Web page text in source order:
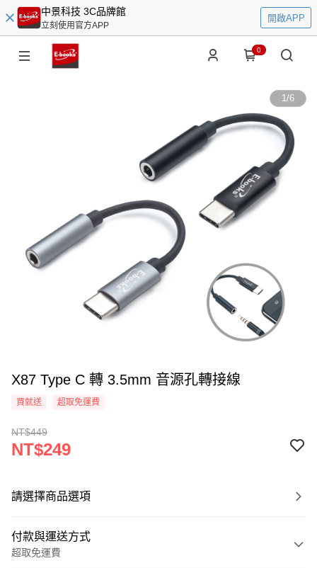
中景科技 3C品牌館
立刻使用官方APP
開啟APP
0
1/6
X87 Type C 轉 3.5mm 音源孔轉接線
買就送 超取免運費
NT$449
NT$249
請選擇商品選項
付款與運送方式
超取免運費